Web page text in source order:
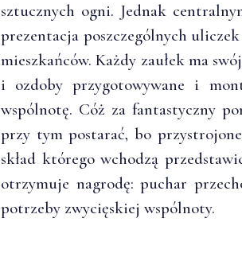
sztucznych ogni. Jednak
prezentacja poszczególnych
mieszkańców. Każdy zaułek ma
i ozdoby przygotowywane i
wspólnotę. Cóż za fantastyczny
przy tym postarać, bo
skład którego wchodzą
otrzymuje nagrodę: puchar
potrzeby zwycięskiej wspólnoty.